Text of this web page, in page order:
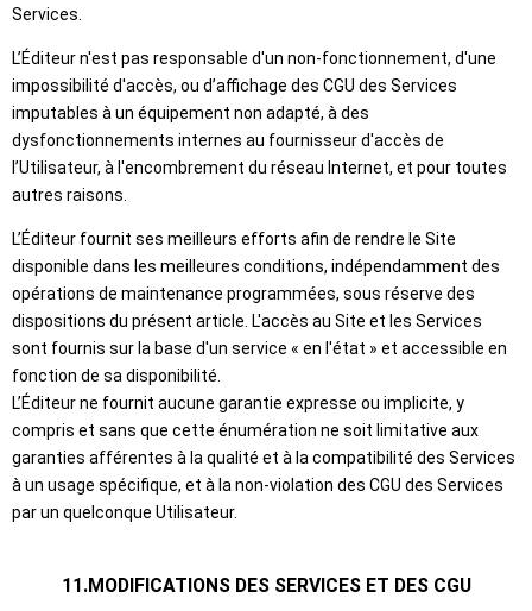
Services.
L’Éditeur n'est pas responsable d'un non-fonctionnement, d'une
impossibilité d'accès, ou d’affichage des CGU des Services
imputables à un équipement non adapté, à des
dysfonctionnements internes au fournisseur d'accès de
l’Utilisateur, à l'encombrement du réseau Internet, et pour toutes
autres raisons.
L’Éditeur fournit ses meilleurs efforts afin de rendre le Site
disponible dans les meilleures conditions, indépendamment des
opérations de maintenance programmées, sous réserve des
dispositions du présent article. L'accès au Site et les Services
sont fournis sur la base d'un service « en l'état » et accessible en
fonction de sa disponibilité.
L’Éditeur ne fournit aucune garantie expresse ou implicite, y
compris et sans que cette énumération ne soit limitative aux
garanties afférentes à la qualité et à la compatibilité des Services
à un usage spécifique, et à la non-violation des CGU des Services
par un quelconque Utilisateur.
11.MODIFICATIONS DES SERVICES ET DES CGU